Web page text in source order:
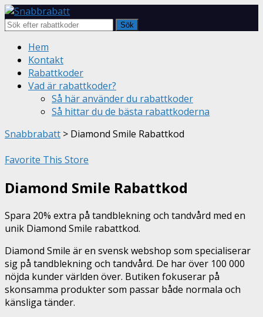
Sök
Skip
content
Hem
Kontakt
Rabattkoder
Vad är rabattkoder?
Så här använder du rabattkoder
Så hittar du de bästa rabattkoderna
Snabbrabatt > Diamond Smile Rabattkod
Favorite This Store
Diamond Smile Rabattkod
Spara 20% extra på tandblekning och tandvård med en
unik Diamond Smile rabattkod.
Diamond Smile är en svensk webshop som specialiserar
sig på tandblekning och tandvård. De har över 100 000
nöjda kunder världen över. Butiken fokuserar på
skonsamma produkter som passar både normala och
känsliga tänder.